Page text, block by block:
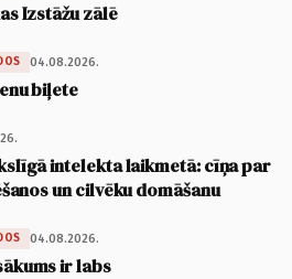
Izstāžu zālē
04.08.2026.
biļete
intelekta laikmetā: cīņa par
un cilvēku domāšanu
04.08.2026.
ir labs